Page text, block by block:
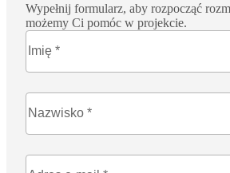
Wypełnij formularz, aby rozpocząć
możemy Ci pomóc w projekcie.